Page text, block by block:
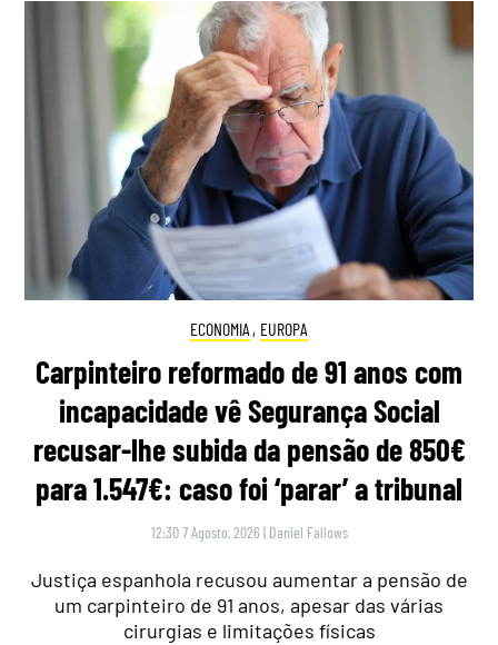
ECONOMIA , EUROPA
Carpinteiro reformado de 91 anos com
incapacidade vê Segurança Social
recusar-lhe subida da pensão de 850€
para 1.547€: caso foi ‘parar’ a tribunal
12:30 7 Agosto, 2026 | Daniel Fallows
Justiça espanhola recusou aumentar a pensão de
um carpinteiro de 91 anos, apesar das várias
cirurgias e limitações físicas